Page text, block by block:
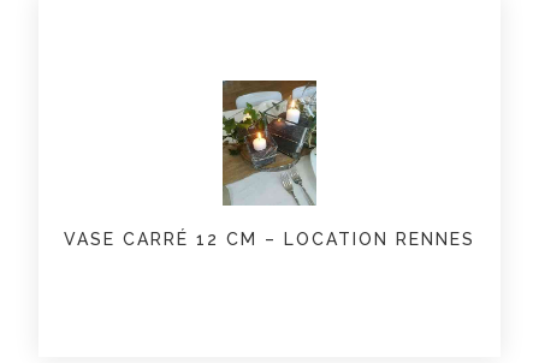
VASE CARRÉ 12 CM – LOCATION RENNES